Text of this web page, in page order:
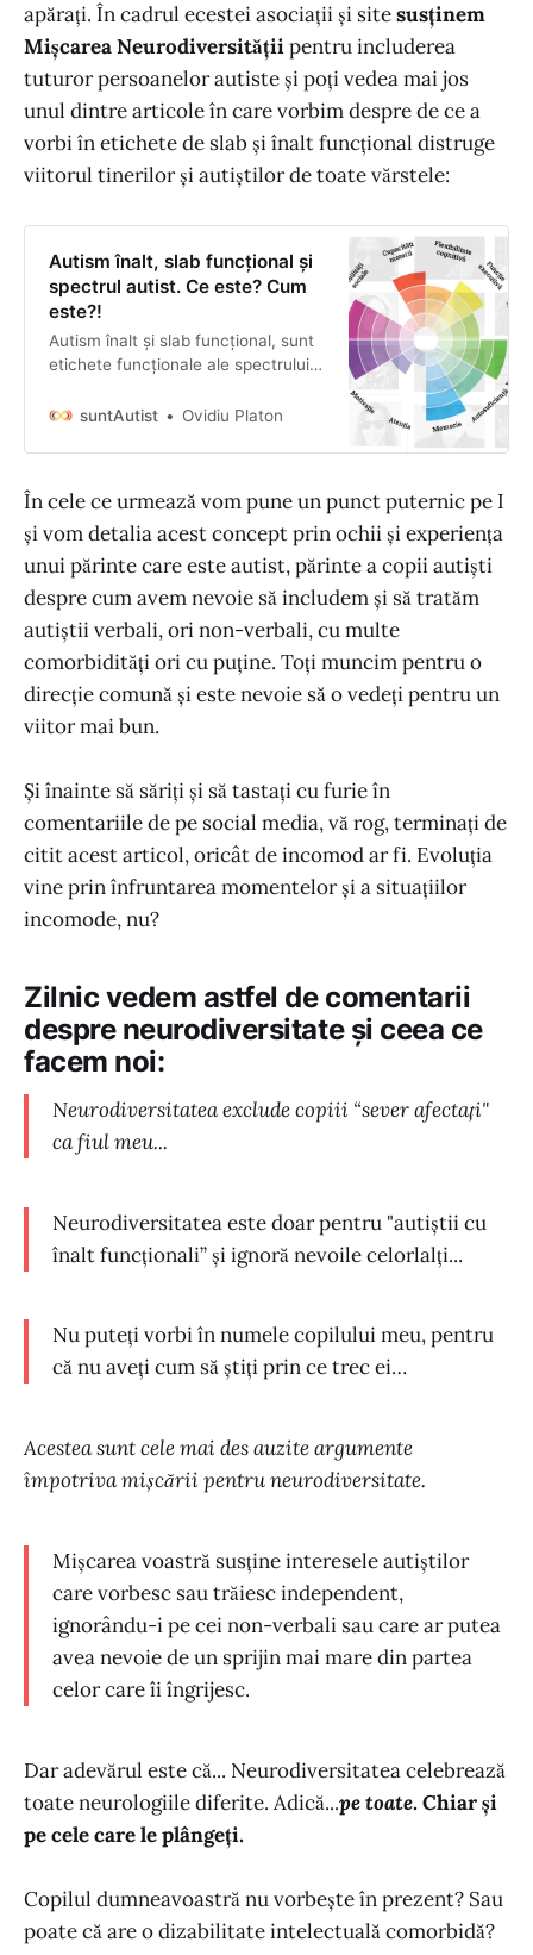
apărați. În cadrul ecestei asociații și sitesusținem
Mișcarea Neurodiversitățiipentru includerea
tuturor persoanelor autiste și poți vedea mai jos
unul dintre articole în care vorbim despre de ce a
vorbi în etichete de slab și înalt funcțional distruge
viitorul tinerilor și autiștilor de toate vărstele:
Autism înalt, slab funcțional și
spectrul autist. Ce este? Cum
este?!
Autism înalt și slab funcțional, sunt
etichete funcționale ale spectrului
de percepere autismul. care ajută
suntAutist Ovidiu Platon
În cele ce urmează vom pune un punct puternic pe I
și vom detalia acest concept prin ochii și experiența
unui părinte care este autist, părinte a copii autiști
despre cum avem nevoie să includem și să tratăm
autiștii verbali, ori non-verbali, cu multe
comorbidități ori cu puține. Toți muncim pentru o
direcție comună și este nevoie să o vedeți pentru un
viitor mai bun.
Și înainte să săriți și să tastați cu furie în
comentariile de pe social media, vă rog, terminați de
citit acest articol, oricât de incomod ar fi. Evoluția
vine prin înfruntarea momentelor și a situațiilor
incomode, nu?
Zilnic vedem astfel de comentarii
despre neurodiversitate și ceea ce
facem noi:
Neurodiversitatea exclude copiii “sever afectați"
ca fiul meu...
Neurodiversitatea este doar pentru "autiștii cu
înalt funcționali” și ignoră nevoile celorlalți...
Nu puteți vorbi în numele copilului meu, pentru
că nu aveți cum să știți prin ce trec ei…
Acestea sunt cele mai des auzite argumente
împotriva mișcării pentru neurodiversitate.
Mișcarea voastră susține interesele autiștilor
care vorbesc sau trăiesc independent,
ignorându-i pe cei non-verbali sau care ar putea
avea nevoie de un sprijin mai mare din partea
celor care îi îngrijesc.
Dar adevărul este că... Neurodiversitatea celebrează
toate neurologiile diferite. Adică...pe toate. Chiar și
pe cele care le plângeți.
Copilul dumneavoastră nu vorbește în prezent? Sau
poate că are o dizabilitate intelectuală comorbidă?